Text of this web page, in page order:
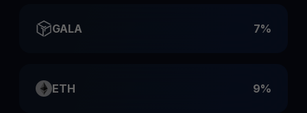
GALA 7%
ETH 9%